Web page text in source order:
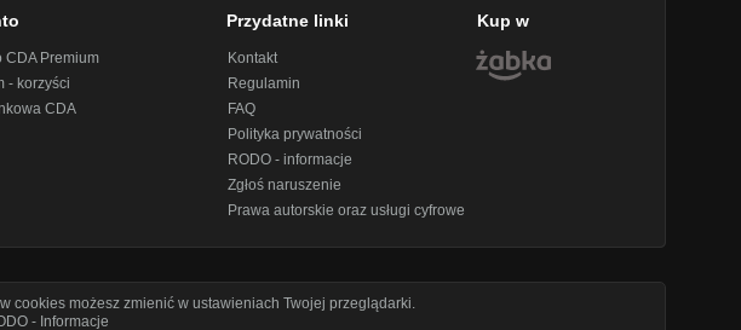
CDA Premium
- korzyści
CDA
Przydatne linki
Kontakt
Regulamin
FAQ
Polityka prywatności
RODO - informacje
Zgłoś naruszenie
Prawa autorskie oraz usługi cyfrowe
Kup w
cookies możesz zmienić w ustawieniach Twojej przeglądarki.
- Informacje